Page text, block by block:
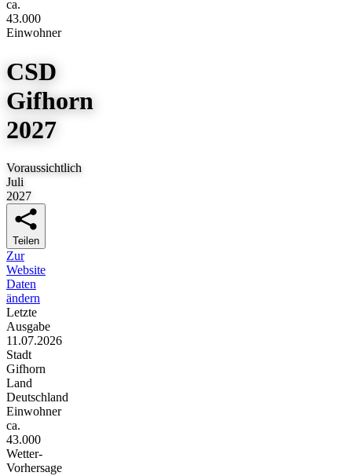
ca.
43.000
Einwohner
CSD
Gifhorn
2027
Voraussichtlich
Juli
2027
Teilen
Zur
Website
Daten
ändern
Letzte
Ausgabe
11.07.2026
Stadt
Gifhorn
Land
Deutschland
Einwohner
ca.
43.000
Wetter-
Vorhersage